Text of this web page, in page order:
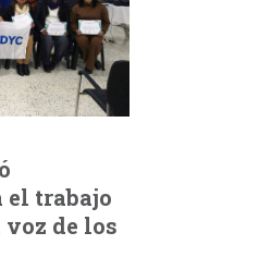
el trabajo
de los